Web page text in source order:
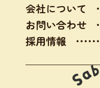
会社について
お問い合わせ
採用情報